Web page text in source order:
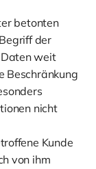
betonten
der
weit
Beschränkung
nicht
Kunde
von ihm